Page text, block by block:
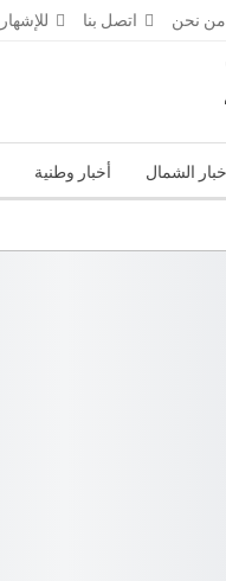
من نحن اتصل بنا للإشهار
الشمال أخبار وطنية